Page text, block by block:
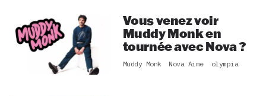
Vous venez voir
Muddy Monk en
tournée avec Nova ?
Muddy Monk Nova Aime olympia